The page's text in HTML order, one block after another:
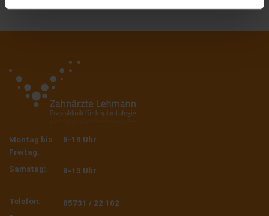
Montag bis
Freitag:
8-19 Uhr
Samstag: 8-13 Uhr
Telefon:
05731 / 22 102